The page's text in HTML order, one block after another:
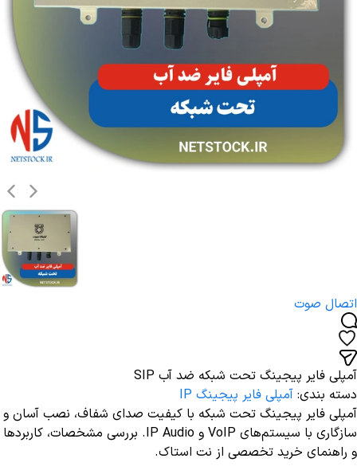
اتصال صوت
آمپلی فایر پیجینگ تحت شبکه ضد آب SIP
دسته بندی: آمپلی فایر پیجینگ IP
آمپلی‌ فایر پیجینگ تحت شبکه با کیفیت صدای شفاف، نصب آسان و
سازگاری با سیستم‌های VoIP و IP Audio. بررسی مشخصات، کاربردها
و راهنمای خرید تخصصی از نت استاک.